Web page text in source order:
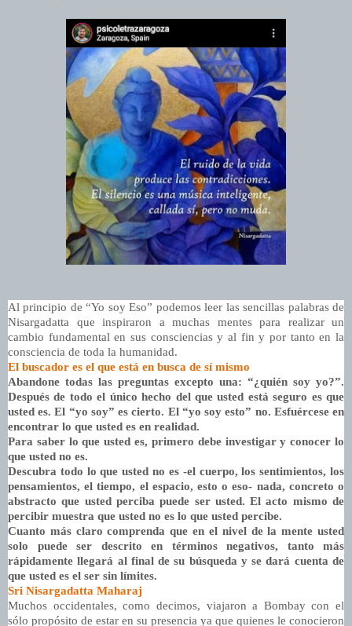
Al principio de “Yo soy Eso” podemos leer las sencillas palabras de
Nisargadatta que inspiraron a muchas mentes para realizar un
cambio fundamental en sus consciencias y al fin y por tanto en la
consciencia de toda la humanidad.
El buscador es el que está en busca de sí mismo
Abandone todas las preguntas excepto una: “¿quién soy yo?”.
Después de todo el único hecho del que usted está seguro es que
usted es. El “yo soy” es cierto. El “yo soy esto” no. Esfuércese en
encontrar lo que usted es en realidad.
Para saber lo que usted es, primero debe investigar y conocer lo
que usted no es.
Descubra todo lo que usted no es -el cuerpo, los sentimientos, los
pensamientos, el tiempo, el espacio, esto o eso- nada, concreto o
abstracto que usted perciba puede ser usted. El acto mismo de
percibir muestra que usted no es lo que usted percibe.
Cuanto más claro comprenda que en el nivel de la mente usted
solo puede ser descrito en términos negativos, tanto más
rápidamente llegará al final de su búsqueda y se dará cuenta de
que usted es el ser sin límites.
Sri Nisargadatta Maharaj
Muchos occidentales, como decimos, viajaron a Bombay con el
sólo propósito de estar en su presencia ya que quienes le conocieron